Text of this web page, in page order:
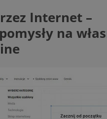
Internet –
na